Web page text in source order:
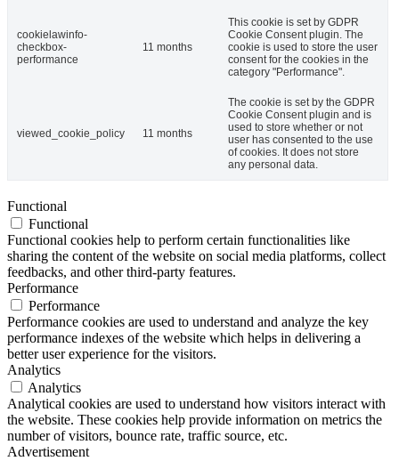
cookielawinfo-
checkbox-
performance
11 months
This cookie is set by GDPR
Cookie Consent plugin. The
cookie is used to store the user
consent for the cookies in the
category "Performance".
viewed_cookie_policy 11 months
The cookie is set by the GDPR
Cookie Consent plugin and is
used to store whether or not
user has consented to the use
of cookies. It does not store
any personal data.
Functional
Functional
Functional cookies help to perform certain functionalities like
sharing the content of the website on social media platforms, collect
feedbacks, and other third-party features.
Performance
Performance
Performance cookies are used to understand and analyze the key
performance indexes of the website which helps in delivering a
better user experience for the visitors.
Analytics
Analytics
Analytical cookies are used to understand how visitors interact with
the website. These cookies help provide information on metrics the
number of visitors, bounce rate, traffic source, etc.
Advertisement